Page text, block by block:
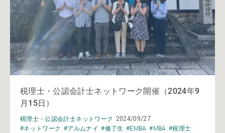
税理士・公認会計士ネットワーク開催（2024年9
月15日）
税理士・公認会計士ネットワーク 2024/09/27
#ネットワーク #アルムナイ #修了生 #EMBA #MBA #税理士